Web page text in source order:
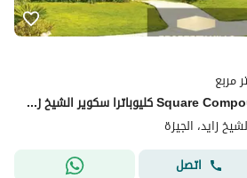
توين هاوس للبيع في Square Compound كليوباترا سكوير الشيخ زايد | استلام فوري | جاردن 425م
زايد، الجيزة
اتصل